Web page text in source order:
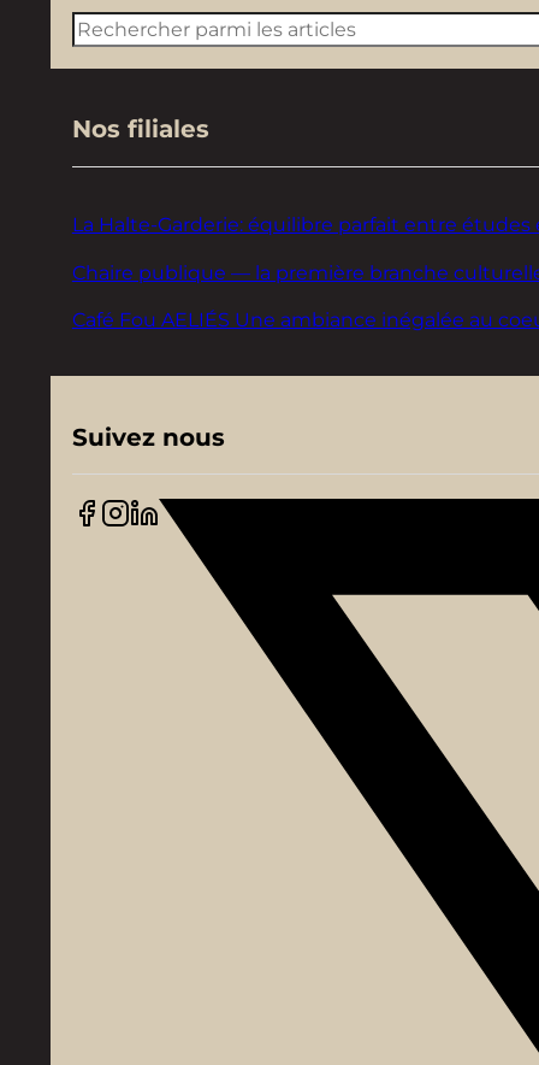
Rechercher
Nos filiales
La Halte-Garderie: équilibre parfait entre
Chaire publique — la première branche culturelle
Café Fou AELIÉS Une ambiance inégalée au
Suivez nous